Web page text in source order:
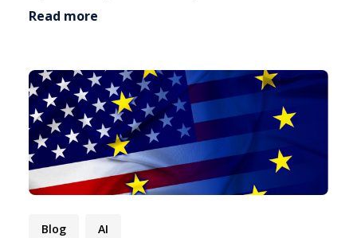
Read more
Blog AI